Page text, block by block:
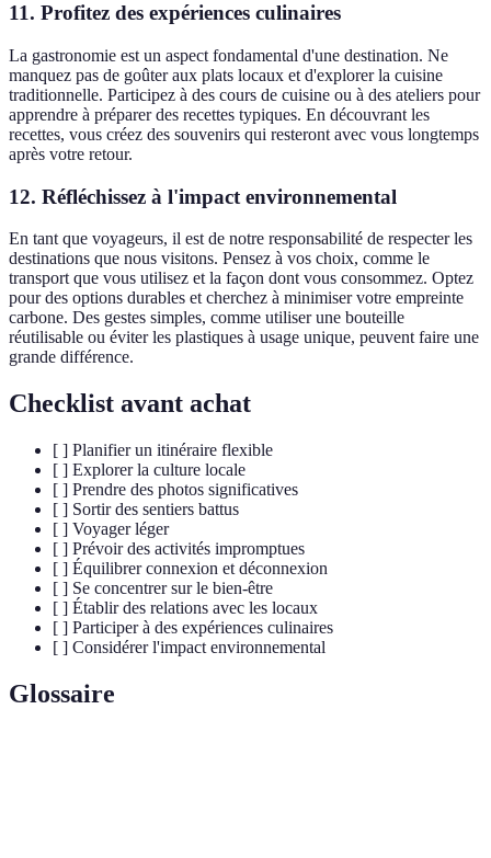
11. Profitez des expériences culinaires
La gastronomie est un aspect fondamental d'une destination. Ne
manquez pas de goûter aux plats locaux et d'explorer la cuisine
traditionnelle. Participez à des cours de cuisine ou à des ateliers pour
apprendre à préparer des recettes typiques. En découvrant les
recettes, vous créez des souvenirs qui resteront avec vous longtemps
après votre retour.
12. Réfléchissez à l'impact environnemental
En tant que voyageurs, il est de notre responsabilité de respecter les
destinations que nous visitons. Pensez à vos choix, comme le
transport que vous utilisez et la façon dont vous consommez. Optez
pour des options durables et cherchez à minimiser votre empreinte
carbone. Des gestes simples, comme utiliser une bouteille
réutilisable ou éviter les plastiques à usage unique, peuvent faire une
grande différence.
Checklist avant achat
[ ] Planifier un itinéraire flexible
[ ] Explorer la culture locale
[ ] Prendre des photos significatives
[ ] Sortir des sentiers battus
[ ] Voyager léger
[ ] Prévoir des activités impromptues
[ ] Équilibrer connexion et déconnexion
[ ] Se concentrer sur le bien-être
[ ] Établir des relations avec les locaux
[ ] Participer à des expériences culinaires
[ ] Considérer l'impact environnemental
Glossaire